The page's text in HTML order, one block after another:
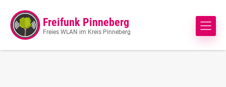
Freifunk Pinneberg
Freies WLAN im Kreis Pinneberg